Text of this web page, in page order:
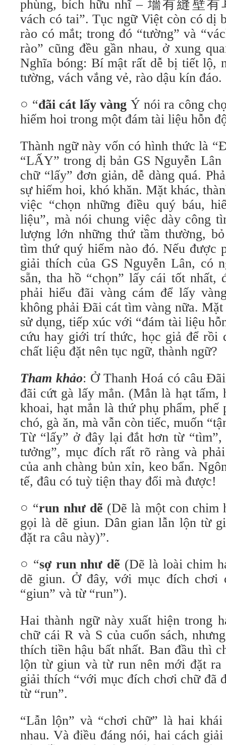
phùng, bích hữu nhĩ – 墻有縫壁有
vách có tai”. Tục ngữ Việt còn có dị
rào có mắt; trong đó “tường” và
rào” cũng đều gần nhau, ở xung
Nghĩa bóng: Bí mật rất dễ bị tiết lộ,
tường, vách vắng vẻ, rào dậu kín đáo.
○ “đãi cát lấy vàng Ý nói ra công
hiếm hoi trong một đám tài liệu hỗn
Thành ngữ này vốn có hình thức là
“LẤY” trong dị bản GS Nguyễn
chữ “lấy” đơn giản, dễ dàng quá.
sự hiếm hoi, khó khăn. Mặt khác,
việc “chọn những điều quý báu,
liệu”, mà nói chung việc dày công
lượng lớn những thứ tầm thường,
tìm thứ quý hiếm nào đó. Nếu được
giải thích của GS Nguyễn Lân, có
sẵn, tha hồ “chọn” lấy cái tốt nhất,
phải hiểu đãi vàng cám để lấy
không phải Đãi cát tìm vàng nữa. Mặt
sử dụng, tiếp xúc với “đám tài liệu
cứu hay giới trí thức, học giả để rồi
chất liệu đặt nên tục ngữ, thành ngữ?
Tham khảo: Ở Thanh Hoá có câu
đãi cứt gà lấy mẳn. (Mẳn là hạt tấm,
khoai, hạt mẳn là thứ phụ phẩm, phế
chó, gà ăn, mà vẫn còn tiếc, muốn
Từ “lấy” ở đây lại đắt hơn từ
tưởng”, mục đích rất rõ ràng và
của anh chàng bủn xỉn, keo bẩn.
tế, đâu có tuỳ tiện thay đổi mà được!
○ “run như dẽ (Dẽ là một con chim
gọi là dẽ giun. Dân gian lẫn lộn từ
đặt ra câu này)”.
○ “sợ run như dẽ (Dẽ là loài chim
dẽ giun. Ở đây, với mục đích chơi
“giun” và từ “run”).
Hai thành ngữ này xuất hiện trong
chữ cái R và S của cuốn sách,
thích tiền hậu bất nhất. Ban đầu thì
lộn từ giun và từ run nên mới đặt ra
giải thích “với mục đích chơi chữ đã
từ “run”.
“Lẫn lộn” và “chơi chữ” là hai
nhau. Và điều đáng nói, hai cách